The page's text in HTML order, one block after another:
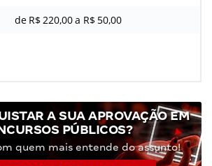
de R$ 220,00 a R$ 50,00
A SUA APROVAÇÃO EM
PÚBLICOS?
quem mais entende do assunto!